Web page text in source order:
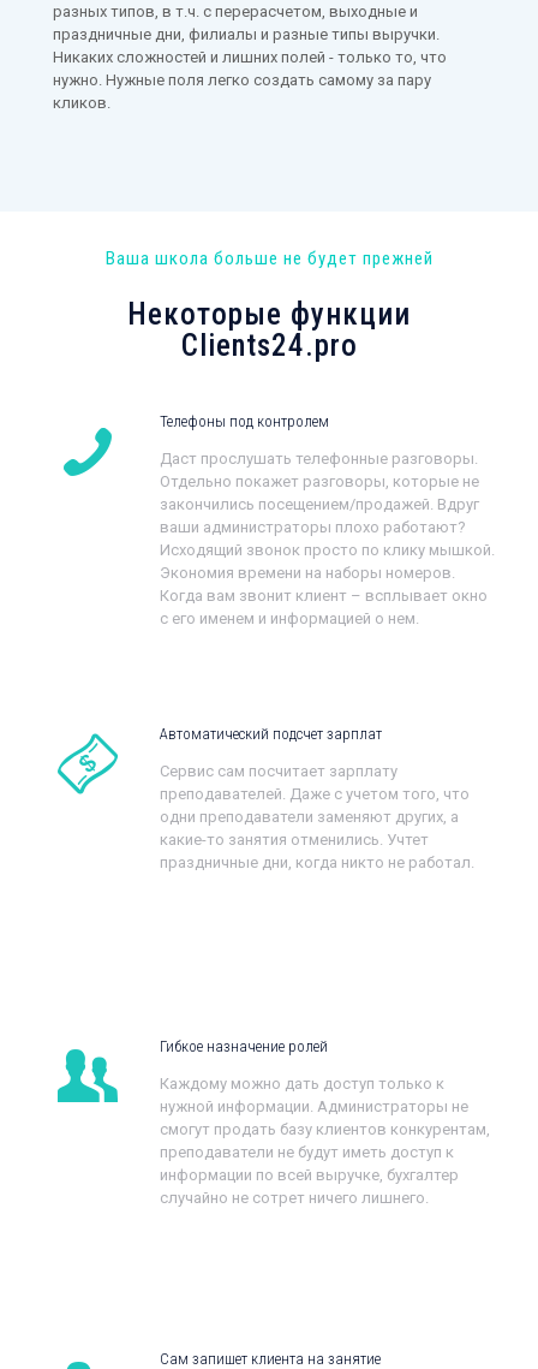
разных типов, в т.ч. с перерасчетом, выходные и
праздничные дни, филиалы и разные типы выручки.
Никаких сложностей и лишних полей - только то, что
нужно. Нужные поля легко создать самому за пару
кликов.
Ваша школа больше не будет прежней
Некоторые функции
Clients24.pro
Телефоны под контролем
Даст прослушать телефонные разговоры.
Отдельно покажет разговоры, которые не
закончились посещением/продажей. Вдруг
ваши администраторы плохо работают?
Исходящий звонок просто по клику мышкой.
Экономия времени на наборы номеров.
Когда вам звонит клиент – всплывает окно
с его именем и информацией о нем.
Автоматический подсчет зарплат
Сервис сам посчитает зарплату
преподавателей. Даже с учетом того, что
одни преподаватели заменяют других, а
какие-то занятия отменились. Учтет
праздничные дни, когда никто не работал.
Гибкое назначение ролей
Каждому можно дать доступ только к
нужной информации. Администраторы не
смогут продать базу клиентов конкурентам,
преподаватели не будут иметь доступ к
информации по всей выручке, бухгалтер
случайно не сотрет ничего лишнего.
Сам запишет клиента на занятие